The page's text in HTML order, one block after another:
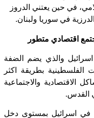
في حين يعتني الدروز
في سوريا ولبنان.
اقتصادي متطور
والذي يضم الضفة
الفلسطينية بطريقة اكثر
والاجتماعية
القدس.
في اسرائيل بمستوى دخل